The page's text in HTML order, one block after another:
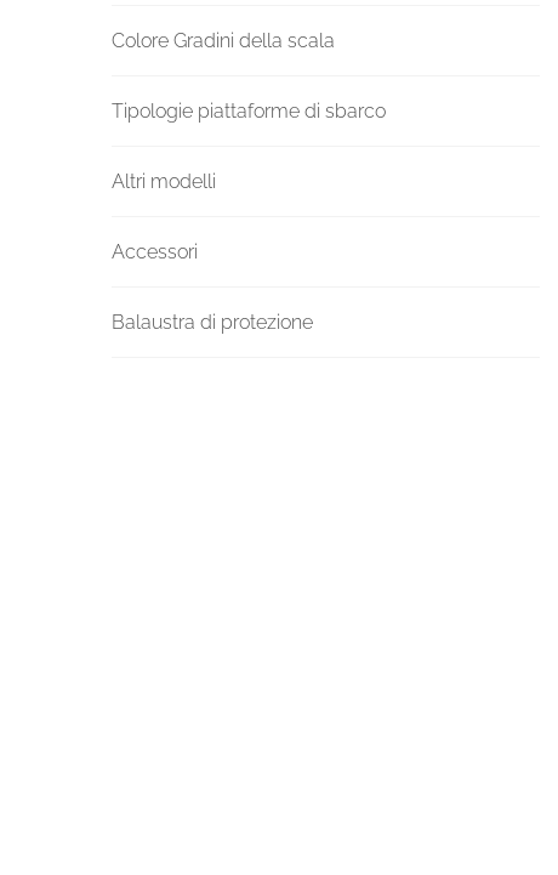
Colore Gradini della scala
Tipologie piattaforme di sbarco
Altri modelli
Accessori
Balaustra di protezione